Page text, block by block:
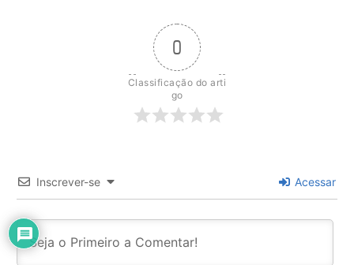
0
Classificação do arti
go
Inscrever-se Acessar